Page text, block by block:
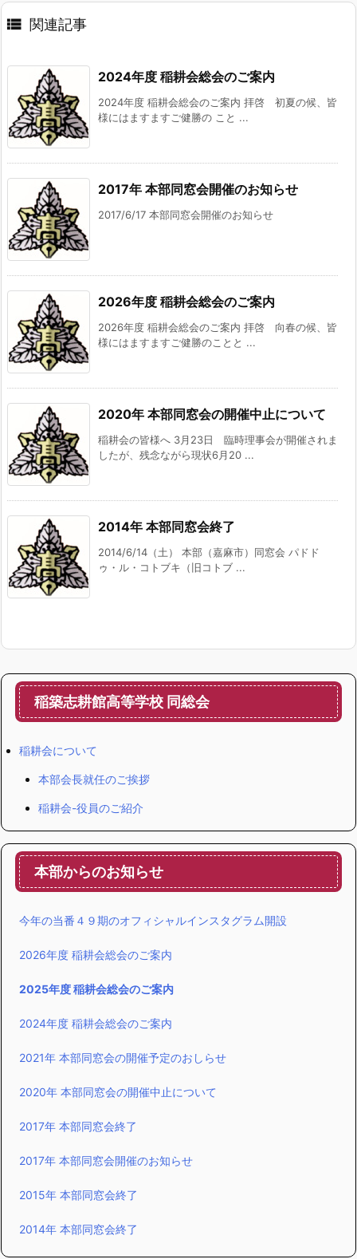
 関連記事
2024年度 稲耕会総会のご案内
2024年度 稲耕会総会のご案内 拝啓 初夏の候、皆
様にはますますご健勝の こと ...
2017年 本部同窓会開催のお知らせ
2017/6/17 本部同窓会開催のお知らせ
2026年度 稲耕会総会のご案内
2026年度 稲耕会総会のご案内 拝啓 向春の候、皆
様にはますますご健勝のことと ...
2020年 本部同窓会の開催中止について
稲耕会の皆様へ 3月23日 臨時理事会が開催されま
したが、残念ながら現状6月20 ...
2014年 本部同窓会終了
2014/6/14（土） 本部（嘉麻市）同窓会 パドド
ゥ・ル・コトブキ（旧コトブ ...
稲築志耕館高等学校 同総会
稲耕会について
本部会長就任のご挨拶
稲耕会-役員のご紹介
本部からのお知らせ
今年の当番４９期のオフィシャルインスタグラム開設
2026年度 稲耕会総会のご案内
2025年度 稲耕会総会のご案内
2024年度 稲耕会総会のご案内
2021年 本部同窓会の開催予定のおしらせ
2020年 本部同窓会の開催中止について
2017年 本部同窓会終了
2017年 本部同窓会開催のお知らせ
2015年 本部同窓会終了
2014年 本部同窓会終了